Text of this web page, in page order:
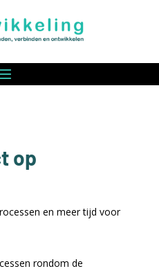
op
en meer tijd voor
rondom de